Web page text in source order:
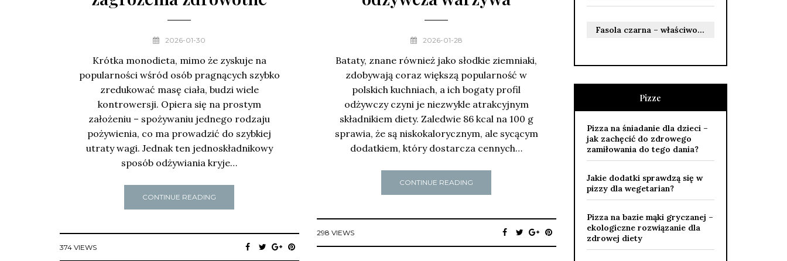
2026-01-30
Krótka monodieta, mimo że zyskuje na
popularności wśród osób pragnących szybko
zredukować masę ciała, budzi wiele
kontrowersji. Opiera się na prostym
założeniu – spożywaniu jednego rodzaju
pożywienia, co ma prowadzić do szybkiej
utraty wagi. Jednak ten jednoskładnikowy
sposób odżywiania kryje…
CONTINUE READING
374 VIEWS
2026-01-28
Bataty, znane również jako słodkie ziemniaki,
zdobywają coraz większą popularność w
polskich kuchniach, a ich bogaty profil
odżywczy czyni je niezwykle atrakcyjnym
składnikiem diety. Zaledwie 86 kcal na 100 g
sprawia, że są niskokalorycznym, ale sycącym
dodatkiem, który dostarcza cennych…
CONTINUE READING
298 VIEWS
Fasola czarna – właściwości zdrowotne i odżywcze dla Ciebie
Pizze
Pizza na śniadanie dla dzieci –
jak zachęcić do zdrowego
zamiłowania do tego dania?
Jakie dodatki sprawdzą się w
pizzy dla wegetarian?
Pizza na bazie mąki gryczanej –
ekologiczne rozwiązanie dla
zdrowej diety